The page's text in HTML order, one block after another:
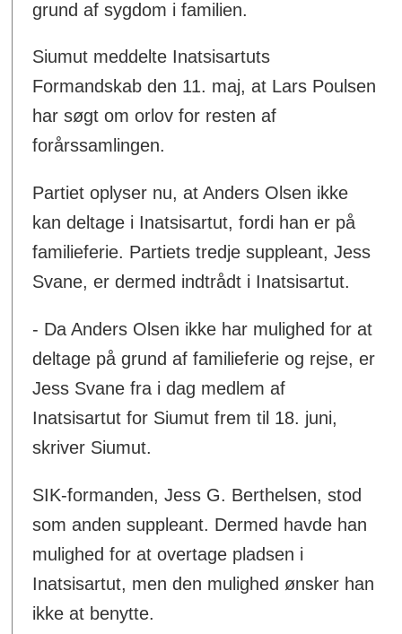
grund af sygdom i familien.
Siumut meddelte Inatsisartuts
Formandskab den 11. maj, at Lars Poulsen
har søgt om orlov for resten af
forårssamlingen.
Partiet oplyser nu, at Anders Olsen ikke
kan deltage i Inatsisartut, fordi han er på
familieferie. Partiets tredje suppleant, Jess
Svane, er dermed indtrådt i Inatsisartut.
- Da Anders Olsen ikke har mulighed for at
deltage på grund af familieferie og rejse, er
Jess Svane fra i dag medlem af
Inatsisartut for Siumut frem til 18. juni,
skriver Siumut.
SIK-formanden, Jess G. Berthelsen, stod
som anden suppleant. Dermed havde han
mulighed for at overtage pladsen i
Inatsisartut, men den mulighed ønsker han
ikke at benytte.